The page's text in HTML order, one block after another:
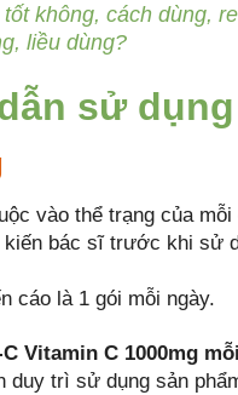
không, cách dùng,
liều dùng?
sử dụng
vào thể trạng của mỗi
kiến bác sĩ trước khi sử
cáo là 1 gói mỗi ngày.
Vitamin C 1000mg
duy trì sử dụng sản